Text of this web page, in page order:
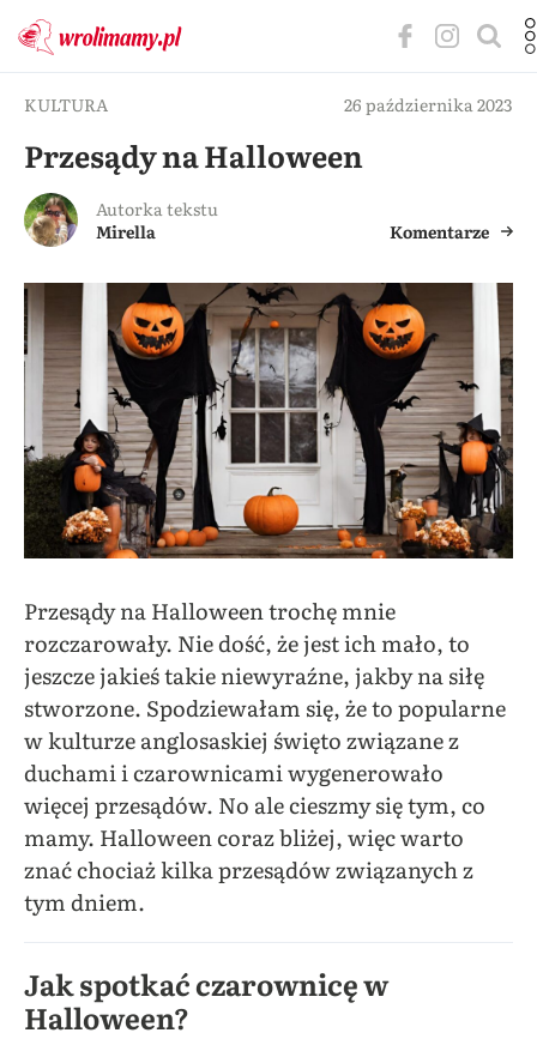
KULTURA 26 października 2023
Przesądy na Halloween
Autorka tekstu
Mirella
Komentarze
Przesądy na Halloween trochę mnie
rozczarowały. Nie dość, że jest ich mało, to
jeszcze jakieś takie niewyraźne, jakby na siłę
stworzone. Spodziewałam się, że to popularne
w kulturze anglosaskiej święto związane z
duchami i czarownicami wygenerowało
więcej przesądów. No ale cieszmy się tym, co
mamy. Halloween coraz bliżej, więc warto
znać chociaż kilka przesądów związanych z
tym dniem.
Jak spotkać czarownicę w
Halloween?